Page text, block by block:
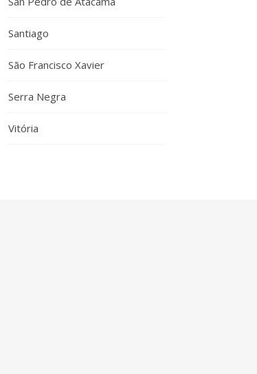
Santiago
São Francisco Xavier
Serra Negra
Vitória